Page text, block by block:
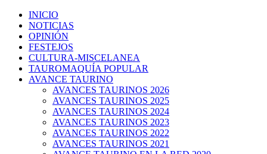
INICIO
NOTICIAS
OPINIÓN
FESTEJOS
CULTURA-MISCELANEA
TAUROMAQUÍA POPULAR
AVANCE TAURINO
AVANCES TAURINOS 2026
AVANCES TAURINOS 2025
AVANCES TAURINOS 2024
AVANCES TAURINOS 2023
AVANCES TAURINOS 2022
AVANCES TAURINOS 2021